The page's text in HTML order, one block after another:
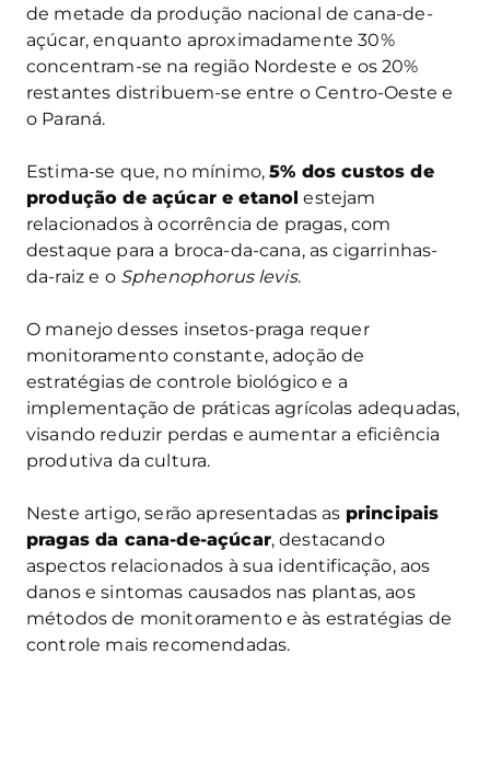
de metade da produção nacional de cana-de-
açúcar, enquanto aproximadamente 30%
concentram-se na região Nordeste e os 20%
restantes distribuem-se entre o Centro-Oeste e
o Paraná.
Estima-se que, no mínimo,5% dos custos de
produção de açúcar e etanol estejam
relacionados à ocorrência de pragas, com
destaque para a broca-da-cana, as cigarrinhas-
da-raiz e o Sphenophorus levis.
O manejo desses insetos-praga requer
monitoramento constante, adoção de
estratégias de controle biológico e a
implementação de práticas agrícolas adequadas,
visando reduzir perdas e aumentar a eficiência
produtiva da cultura.
Neste artigo, serão apresentadas as principais
pragas da cana-de-açúcar, destacando
aspectos relacionados à sua identificação, aos
danos e sintomas causados nas plantas, aos
métodos de monitoramento e às estratégias de
controle mais recomendadas.